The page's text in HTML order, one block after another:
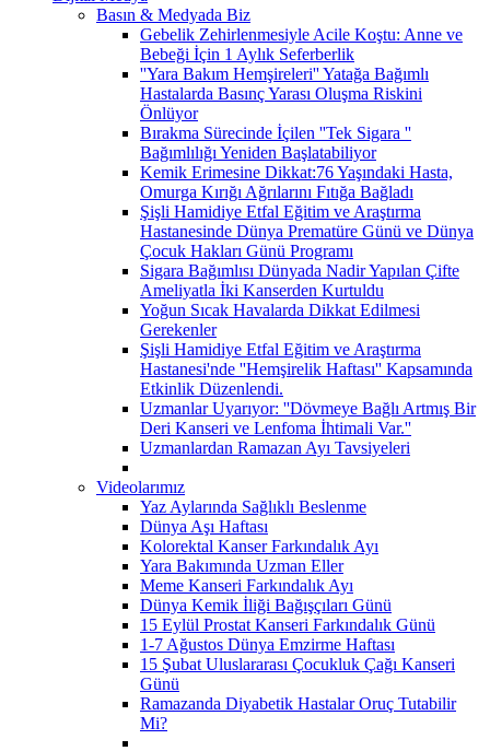
Basın & Medyada Biz
Gebelik Zehirlenmesiyle Acile Koştu: Anne ve
Bebeği İçin 1 Aylık Seferberlik
''Yara Bakım Hemşireleri'' Yatağa Bağımlı
Hastalarda Basınç Yarası Oluşma Riskini
Önlüyor
Bırakma Sürecinde İçilen ''Tek Sigara ''
Bağımlılığı Yeniden Başlatabiliyor
Kemik Erimesine Dikkat:76 Yaşındaki Hasta,
Omurga Kırığı Ağrılarını Fıtığa Bağladı
Şişli Hamidiye Etfal Eğitim ve Araştırma
Hastanesinde Dünya Prematüre Günü ve Dünya
Çocuk Hakları Günü Programı
Sigara Bağımlısı Dünyada Nadir Yapılan Çifte
Ameliyatla İki Kanserden Kurtuldu
Yoğun Sıcak Havalarda Dikkat Edilmesi
Gerekenler
Şişli Hamidiye Etfal Eğitim ve Araştırma
Hastanesi'nde ''Hemşirelik Haftası'' Kapsamında
Etkinlik Düzenlendi.
Uzmanlar Uyarıyor: ''Dövmeye Bağlı Artmış Bir
Deri Kanseri ve Lenfoma İhtimali Var.''
Uzmanlardan Ramazan Ayı Tavsiyeleri
Videolarımız
Yaz Aylarında Sağlıklı Beslenme
Dünya Aşı Haftası
Kolorektal Kanser Farkındalık Ayı
Yara Bakımında Uzman Eller
Meme Kanseri Farkındalık Ayı
Dünya Kemik İliği Bağışçıları Günü
15 Eylül Prostat Kanseri Farkındalık Günü
1-7 Ağustos Dünya Emzirme Haftası
15 Şubat Uluslararası Çocukluk Çağı Kanseri
Günü
Ramazanda Diyabetik Hastalar Oruç Tutabilir
Mi?